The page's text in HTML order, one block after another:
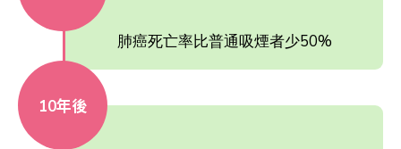
肺癌死亡率比普通吸煙者少50%
10年後